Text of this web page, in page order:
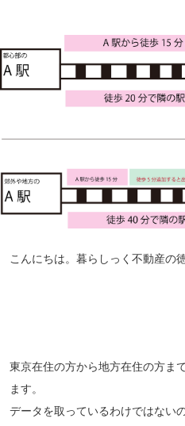
こんにちは。暮らしっく不動産の
東京在住の方から地方在住の方ま
ます。
データを取っているわけではない